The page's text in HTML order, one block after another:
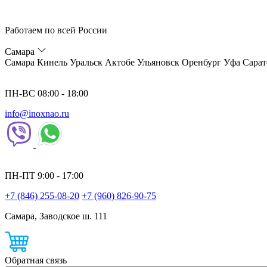
Работаем по всей России
Самара
Самара Кинель Уральск Актобе Ульяновск Оренбург Уфа
ПН-ВС 08:00 - 18:00
info@inoxnao.ru
ПН-ПТ 9:00 - 17:00
+7 (846) 255-08-20 +7 (960) 826-90-75
Самара, Заводское ш. 111
Обратная связь